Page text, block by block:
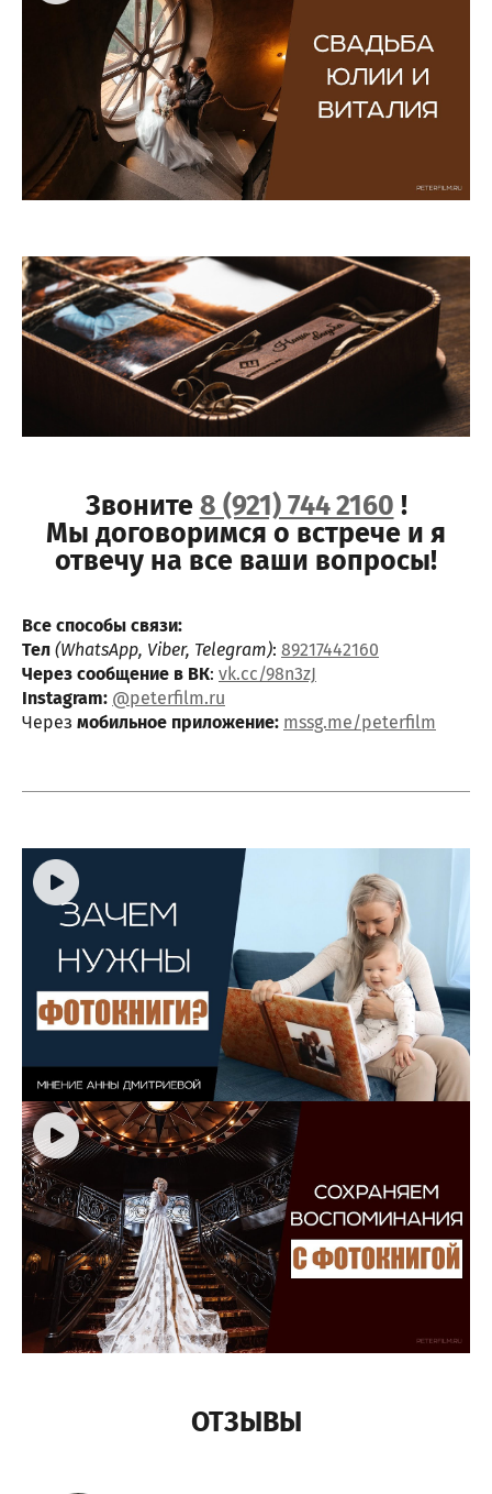
Звоните 8 (921) 744 2160 !
Мы договоримся о встрече и я
отвечу на все ваши вопросы!
Все способы связи:
Тел (WhatsApp, Viber, Telegram): 89217442160
Через сообщение в ВК: vk.cc/98n3zJ
Instagram: @peterfilm.ru
Через мобильное приложение: mssg.me/peterfilm
ОТЗЫВЫ